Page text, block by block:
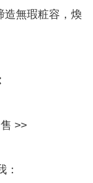
>>
：